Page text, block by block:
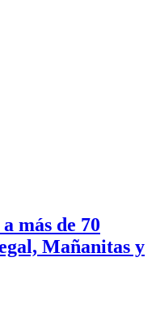
más de 70
Mañanitas y